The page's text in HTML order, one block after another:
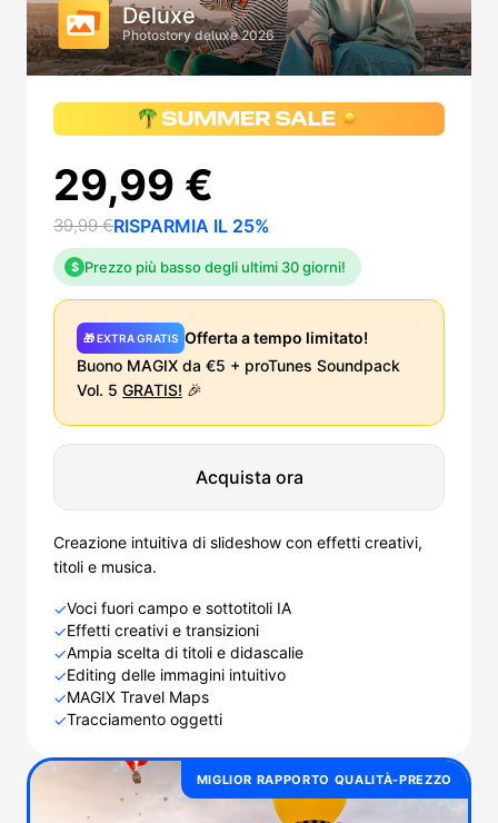
Deluxe
Photostory deluxe 2026
29,99 €
39,99 €RISPARMIA IL 25%
$ Prezzo più basso degli ultimi 30 giorni!
🎁 EXTRA GRATIS Offerta a tempo limitato!
Buono MAGIX da €5 + proTunes Soundpack
Vol. 5 GRATIS! 🎉
Acquista ora
Creazione intuitiva di slideshow con effetti creativi,
titoli e musica.
✓Voci fuori campo e sottotitoli IA
✓Effetti creativi e transizioni
✓Ampia scelta di titoli e didascalie
✓Editing delle immagini intuitivo
✓MAGIX Travel Maps
✓Tracciamento oggetti
MIGLIOR RAPPORTO QUALITÀ-PREZZO